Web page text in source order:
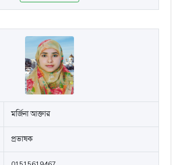
মর্জিনা আক্তার
প্রভাষক